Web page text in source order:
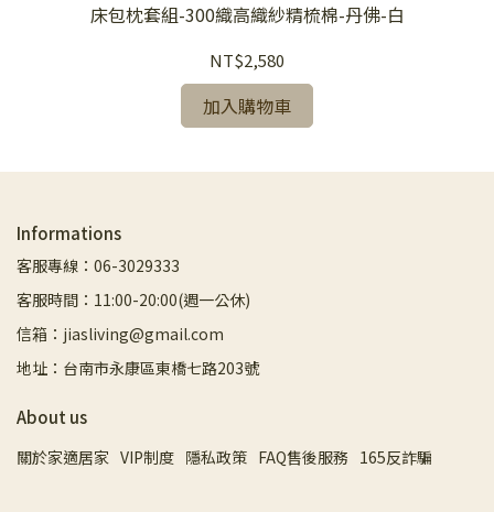
床包枕套組-300織高織紗精梳棉-丹佛-白
NT$2,580
加入購物車
Informations
客服專線：06-3029333
客服時間：11:00-20:00(週一公休)
信箱：jiasliving@gmail.com
地址：台南市永康區東橋七路203號
About us
關於家適居家 VIP制度 隱私政策 FAQ售後服務 165反詐騙